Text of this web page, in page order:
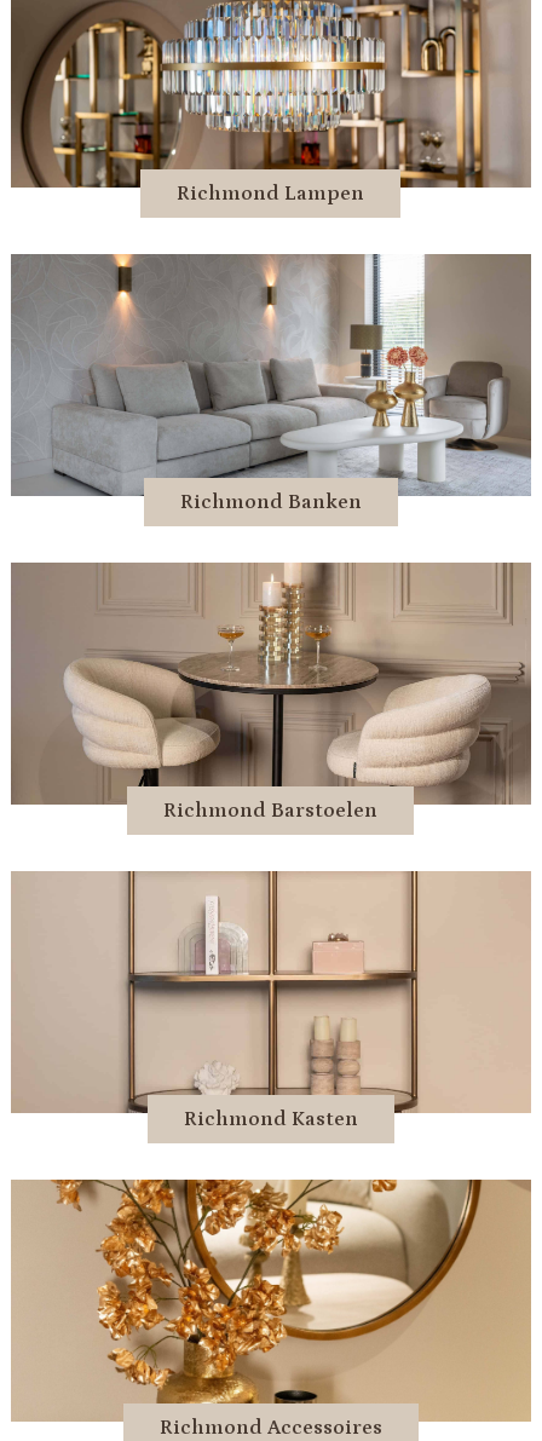
Richmond Lampen
Richmond Banken
Richmond Barstoelen
Richmond Kasten
Richmond Accessoires